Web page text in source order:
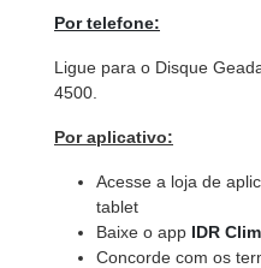
Por telefone:
Ligue para o Disque
4500.
Por aplicativo:
Acesse a loja de
tablet
Baixe o app IDR
Concorde com os